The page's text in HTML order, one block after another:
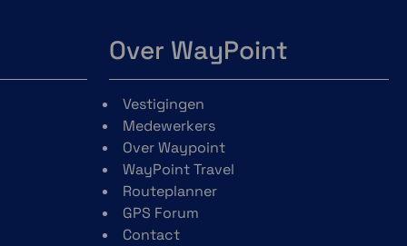
Over WayPoint
Vestigingen
Medewerkers
Over Waypoint
WayPoint Travel
Routeplanner
GPS Forum
Contact